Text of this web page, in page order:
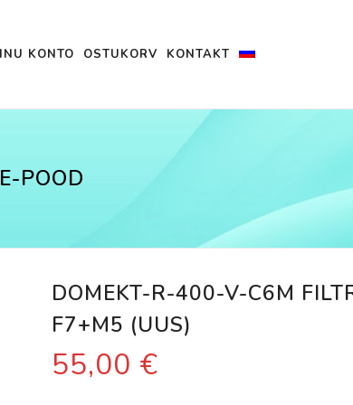
KONTO OSTUKORV KONTAKT
E-POOD
DOMEKT-R-400-V-C6M
F7+M5 (UUS)
55,00 €